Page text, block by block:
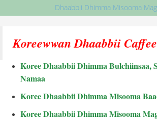
Dhaabbii Dhimma Misooma
Koreewwan Dhaabbii Caffee
Koree Dhaabbii Dhimma Bulchiinsaa,
Namaa
Koree Dhaabbii Dhimma Misooma
Koree Dhaabbii Dhimma Misooma